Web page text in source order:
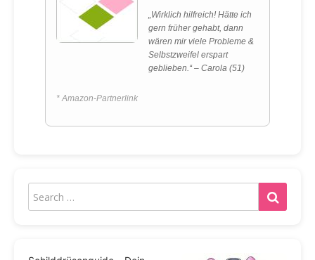
„Wirklich hilfreich! Hätte ich
gern früher gehabt, dann
wären mir viele Probleme &
Selbstzweifel erspart
geblieben.“ – Carola (51)
* Amazon-Partnerlink